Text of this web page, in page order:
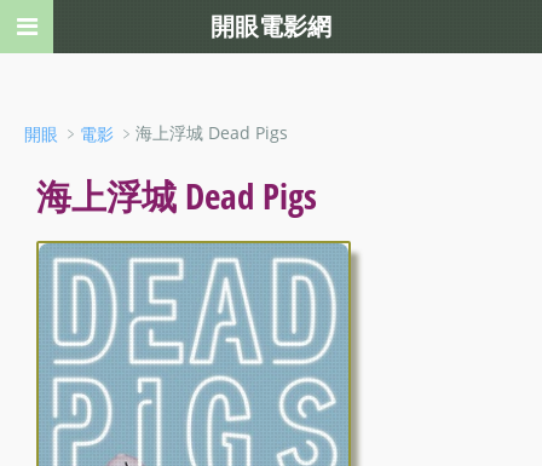
開眼 ﹥ 電影 ﹥海上浮城 Dead Pigs
海上浮城 Dead Pigs
開眼電影網